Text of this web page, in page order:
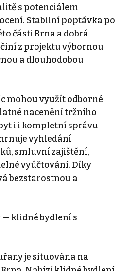
s potenciálem
Stabilní poptávka po
části Brna a dobrá
z projektu výbornou
a dlouhodobou
mohou využít odborné
nacenění tržního
i i kompletní správu
vyhledání
smluvní zajištění,
vyúčtování. Díky
bezstarostnou a
klidné bydlení s
je situována na